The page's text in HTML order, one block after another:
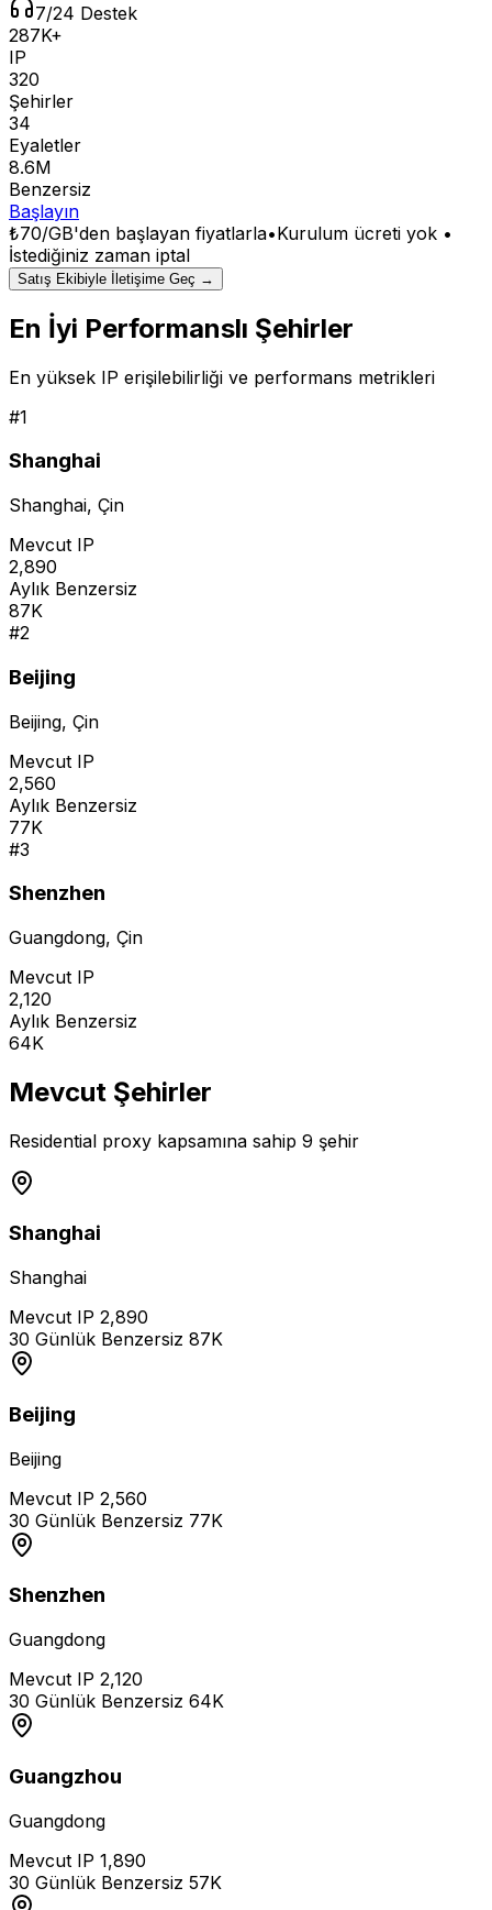
7/24 Destek
287K+
IP
320
Şehirler
34
Eyaletler
8.6M
Benzersiz
Başlayın
₺70/GB'den başlayan fiyatlarla•Kurulum ücreti yok •
İstediğiniz zaman iptal
Satış Ekibiyle İletişime Geç →
En İyi Performanslı Şehirler
En yüksek IP erişilebilirliği ve performans metrikleri
#1
Shanghai
Shanghai, Çin
Mevcut IP
2,890
Aylık Benzersiz
87K
#2
Beijing
Beijing, Çin
Mevcut IP
2,560
Aylık Benzersiz
77K
#3
Shenzhen
Guangdong, Çin
Mevcut IP
2,120
Aylık Benzersiz
64K
Mevcut Şehirler
Residential proxy kapsamına sahip 9 şehir
Shanghai
Shanghai
Mevcut IP 2,890
30 Günlük Benzersiz 87K
Beijing
Beijing
Mevcut IP 2,560
30 Günlük Benzersiz 77K
Shenzhen
Guangdong
Mevcut IP 2,120
30 Günlük Benzersiz 64K
Guangzhou
Guangdong
Mevcut IP 1,890
30 Günlük Benzersiz 57K